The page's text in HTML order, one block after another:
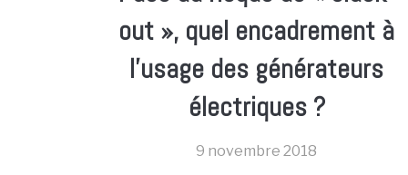
out », quel encadrement à
l’usage des générateurs
électriques ?
9 novembre 2018